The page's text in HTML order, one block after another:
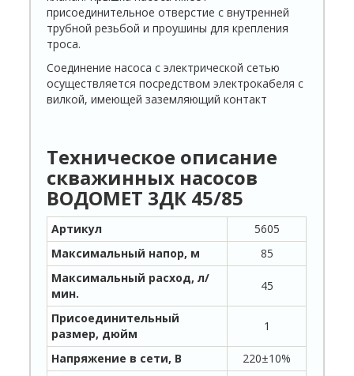
присоединительное отверстие с внутренней
трубной резьбой и проушины для крепления
троса.
Соединение насоса с электрической сетью
осуществляется посредством электрокабеля с
вилкой, имеющей заземляющий контакт
Техническое описание
скважинных насосов
ВОДОМЕТ 3ДК 45/85
Артикул
5605
Максимальный напор, м
85
Максимальный расход, л/
мин.
45
Присоединительный
размер, дюйм
1
Напряжение в сети, В
220±10%